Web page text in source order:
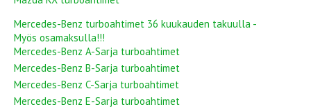
Mercedes-Benz turboahtimet 36 kuukauden takuulla -
Myös osamaksulla!!!
Mercedes-Benz A-Sarja turboahtimet
Mercedes-Benz B-Sarja turboahtimet
Mercedes-Benz C-Sarja turboahtimet
Mercedes-Benz E-Sarja turboahtimet